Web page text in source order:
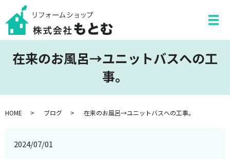
在来のお風呂→ユニットバスへの工
事。
HOME ブログ 在来のお風呂→ユニットバスへの工事。
2024/07/01